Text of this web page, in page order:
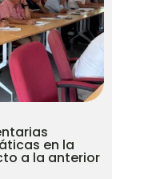
en la
a la anterior